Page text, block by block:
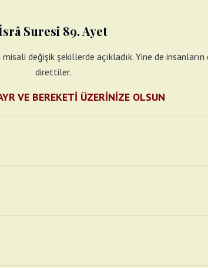
Suresi 89. Ayet
değişik şekillerde açıkladık. Yine de
direttiler.
VE BEREKETİ ÜZERİNİZE OLSUN